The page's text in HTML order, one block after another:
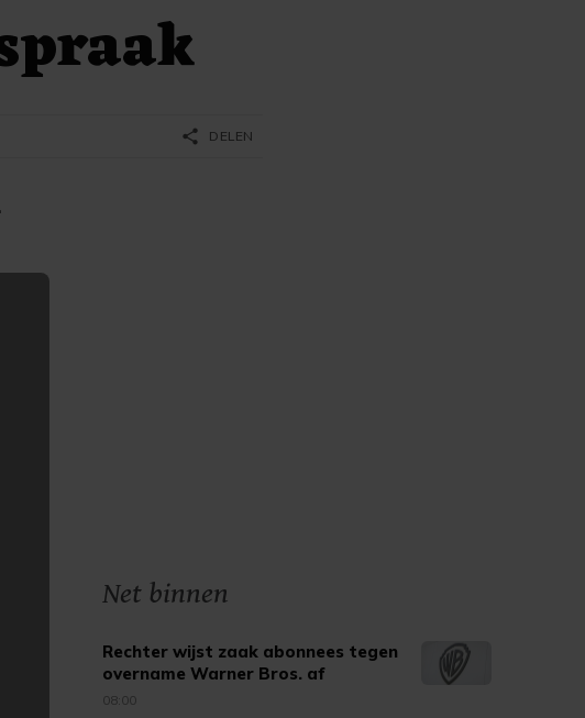
share DELEN
Net binnen
Rechter wijst zaak abonnees tegen
overname Warner Bros. af
08:00